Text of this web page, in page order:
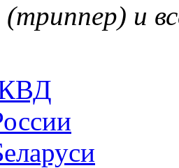
(триппер) и
КВД